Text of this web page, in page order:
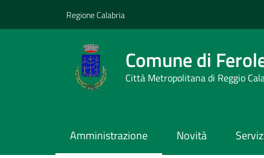
Regione Calabria
Comune di
Città Metropolitana di Reggio
Amministrazione Novità